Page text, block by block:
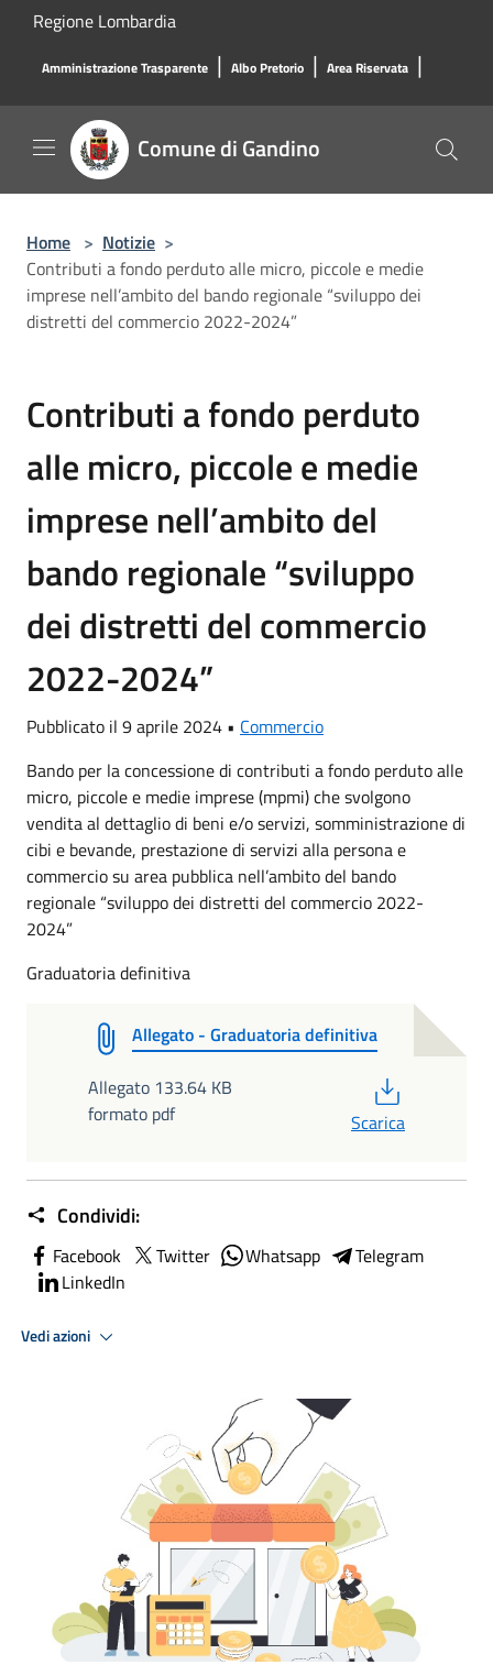
Salta al contenuto principale
Regione Lombardia
Amministrazione Trasparente | Albo Pretorio | Area Riservata |
Comune di Gandino
Home > Notizie >
Contributi a fondo perduto alle micro, piccole e medie
imprese nell’ambito del bando regionale “sviluppo dei
distretti del commercio 2022-2024”
Contributi a fondo perduto
alle micro, piccole e medie
imprese nell’ambito del
bando regionale “sviluppo
dei distretti del commercio
2022-2024”
Pubblicato il 9 aprile 2024 • Commercio
Bando per la concessione di contributi a fondo perduto alle
micro, piccole e medie imprese (mpmi) che svolgono
vendita al dettaglio di beni e/o servizi, somministrazione di
cibi e bevande, prestazione di servizi alla persona e
commercio su area pubblica nell’ambito del bando
regionale “sviluppo dei distretti del commercio 2022-
2024”
Graduatoria definitiva
Allegato - Graduatoria definitiva
Allegato 133.64 KB
formato pdf
Scarica
Condividi:
Facebook Twitter Whatsapp
Telegram
LinkedIn
Vedi azioni